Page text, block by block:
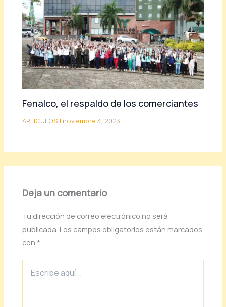
Fenalco, el respaldo de los comerciantes
ARTICULOS | noviembre 3, 2023
Deja un comentario
Tu dirección de correo electrónico no será
publicada. Los campos obligatorios están marcados
con *
aquí...